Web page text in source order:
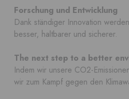
Forschung und Entwicklung
Dank ständiger Innovation
besser, haltbarer und sicherer.
The next step to a better
Indem wir unsere CO2-
wir zum Kampf gegen den